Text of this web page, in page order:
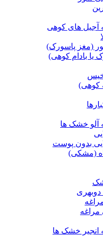
آجیل های کوهی
(مغز پاسورک)
یا بادام کوهی)
خیس
کوهی)
آلو خشک ها
بدون پوست
(مشکی)
مراغه
انجیر خشک ها